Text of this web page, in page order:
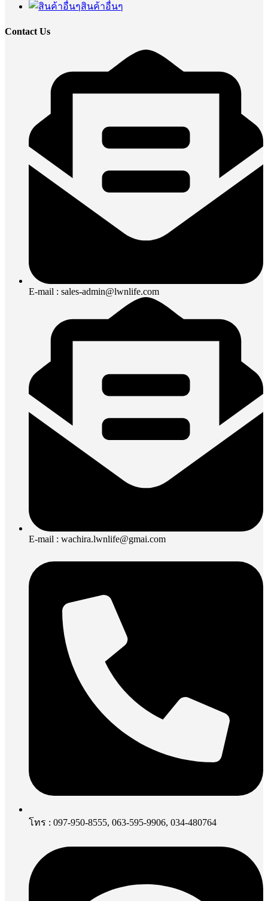
สินค้าอื่นๆ
Contact Us
E-mail : sales-admin@lwnlife.com
E-mail : wachira.lwnlife@gmai.com
โทร : 097-950-8555, 063-595-9906, 034-480764